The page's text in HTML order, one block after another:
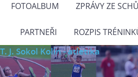
FOTOALBUM ZPRÁVY ZE
PARTNEŘI ROZPIS
T. J. Sokol Kolín - atletika